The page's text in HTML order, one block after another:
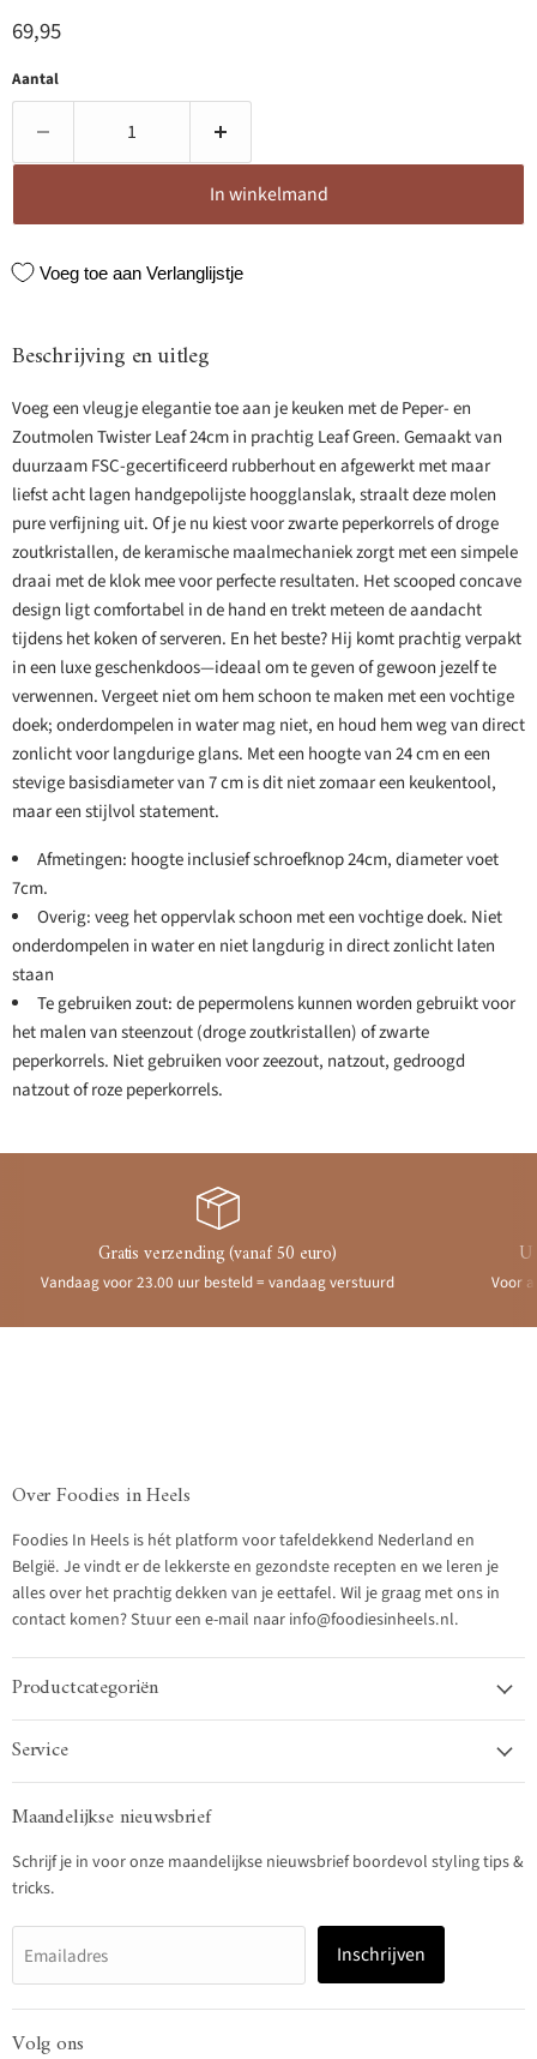
Huidige prijs
69,95
Aantal
In winkelmand
Voeg toe aan Verlanglijstje
Beschrijving en uitleg
Voeg een vleugje elegantie toe aan je keuken met de Peper- en
Zoutmolen Twister Leaf 24cm in prachtig Leaf Green. Gemaakt van
duurzaam FSC-gecertificeerd rubberhout en afgewerkt met maar
liefst acht lagen handgepolijste hoogglanslak, straalt deze molen
pure verfijning uit. Of je nu kiest voor zwarte peperkorrels of droge
zoutkristallen, de keramische maalmechaniek zorgt met een simpele
draai met de klok mee voor perfecte resultaten. Het scooped concave
design ligt comfortabel in de hand en trekt meteen de aandacht
tijdens het koken of serveren. En het beste? Hij komt prachtig verpakt
in een luxe geschenkdoos—ideaal om te geven of gewoon jezelf te
verwennen. Vergeet niet om hem schoon te maken met een vochtige
doek; onderdompelen in water mag niet, en houd hem weg van direct
zonlicht voor langdurige glans. Met een hoogte van 24 cm en een
stevige basisdiameter van 7 cm is dit niet zomaar een keukentool,
maar een stijlvol statement.
Afmetingen: hoogte inclusief schroefknop 24cm, diameter voet
7cm.
Overig: veeg het oppervlak schoon met een vochtige doek. Niet
onderdompelen in water en niet langdurig in direct zonlicht laten
staan
Te gebruiken zout: de pepermolens kunnen worden gebruikt voor
het malen van steenzout (droge zoutkristallen) of zwarte
peperkorrels. Niet gebruiken voor zeezout, natzout, gedroogd
natzout of roze peperkorrels.
Gratis verzending (vanaf 50 euro)
Vandaag voor 23.00 uur besteld = vandaag verstuurd Voor
Over Foodies in Heels
Foodies In Heels is hét platform voor tafeldekkend Nederland en
België. Je vindt er de lekkerste en gezondste recepten en we leren je
alles over het prachtig dekken van je eettafel. Wil je graag met ons in
contact komen? Stuur een e-mail naar info@foodiesinheels.nl.
Productcategoriën
Service
Maandelijkse nieuwsbrief
Schrijf je in voor onze maandelijkse nieuwsbrief boordevol styling tips &
tricks.
Emailadres Inschrijven
Volg ons